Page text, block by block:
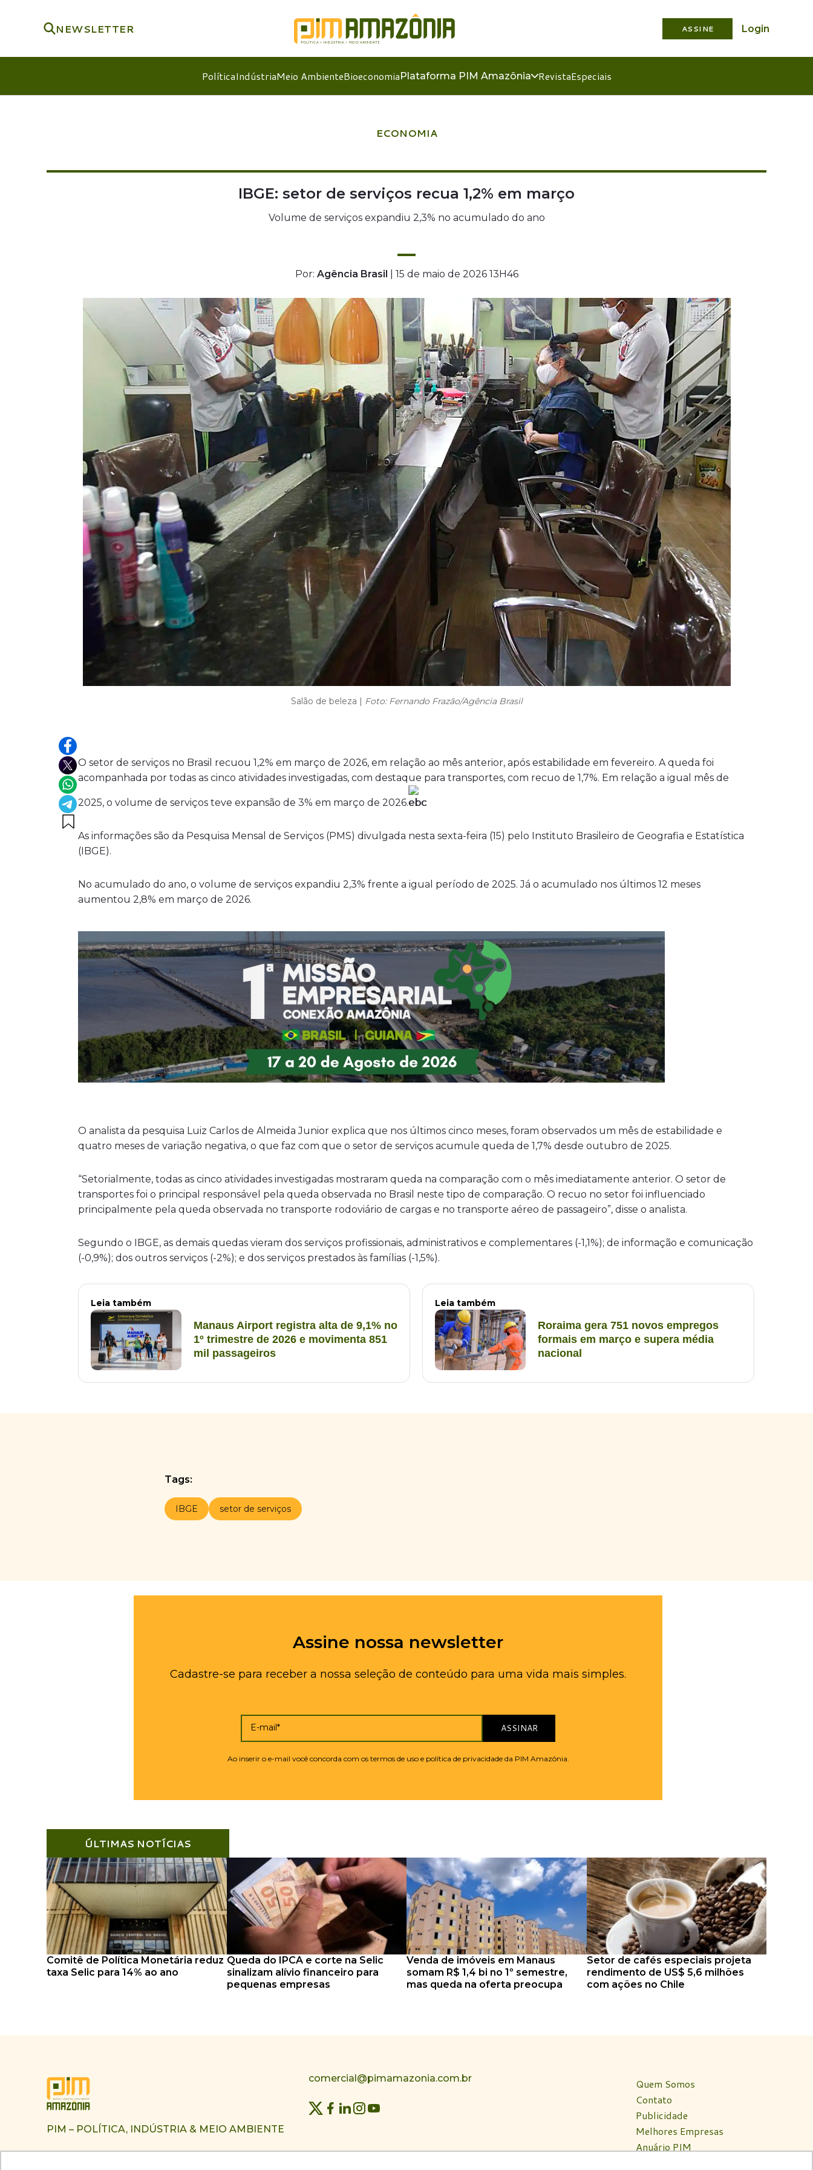
NEWSLETTER ASSINE Login
PolíticaIndústriaMeio AmbienteBioeconomiaPlataforma PIM Amazônia RevistaEspeciais
ECONOMIA
IBGE: setor de serviços recua 1,2% em março
Volume de serviços expandiu 2,3% no acumulado do ano
Por: Agência Brasil | 15 de maio de 2026 13H46
Salão de beleza | Foto: Fernando Frazão/Agência Brasil
O setor de serviços no Brasil recuou 1,2% em março de 2026, em relação ao mês anterior, após estabilidade em fevereiro. A queda foi
acompanhada por todas as cinco atividades investigadas, com destaque para transportes, com recuo de 1,7%. Em relação a igual mês de
2025, o volume de serviços teve expansão de 3% em março de 2026.
As informações são da Pesquisa Mensal de Serviços (PMS) divulgada nesta sexta-feira (15) pelo Instituto Brasileiro de Geografia e Estatística
(IBGE).
No acumulado do ano, o volume de serviços expandiu 2,3% frente a igual período de 2025. Já o acumulado nos últimos 12 meses
aumentou 2,8% em março de 2026.
O analista da pesquisa Luiz Carlos de Almeida Junior explica que nos últimos cinco meses, foram observados um mês de estabilidade e
quatro meses de variação negativa, o que faz com que o setor de serviços acumule queda de 1,7% desde outubro de 2025.
“Setorialmente, todas as cinco atividades investigadas mostraram queda na comparação com o mês imediatamente anterior. O setor de
transportes foi o principal responsável pela queda observada no Brasil neste tipo de comparação. O recuo no setor foi influenciado
principalmente pela queda observada no transporte rodoviário de cargas e no transporte aéreo de passageiro”, disse o analista.
Segundo o IBGE, as demais quedas vieram dos serviços profissionais, administrativos e complementares (-1,1%); de informação e comunicação
(-0,9%); dos outros serviços (-2%); e dos serviços prestados às famílias (-1,5%).
Leia também
Manaus Airport registra alta de 9,1% no
1º trimestre de 2026 e movimenta 851
mil passageiros
Leia também
Roraima gera 751 novos empregos
formais em março e supera média
nacional
Tags:
IBGE setor de serviços
Assine nossa newsletter
Cadastre-se para receber a nossa seleção de conteúdo para uma vida mais simples.
E-mail* ASSINAR
Ao inserir o e-mail você concorda com os termos de uso e política de privacidade da PIM Amazônia.
ÚLTIMAS NOTÍCIAS
Comitê de Política Monetária reduz
taxa Selic para 14% ao ano
Queda do IPCA e corte na Selic
sinalizam alívio financeiro para
pequenas empresas
Venda de imóveis em Manaus
somam R$ 1,4 bi no 1º semestre,
mas queda na oferta preocupa
Setor de cafés especiais projeta
rendimento de US$ 5,6 milhões
com ações no Chile
PIM – POLÍTICA, INDÚSTRIA & MEIO AMBIENTE
comercial@pimamazonia.com.br
Quem Somos
Contato
Publicidade
Melhores Empresas
Anuário PIM